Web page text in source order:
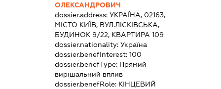
ОЛЕКСАНДРОВИЧ
dossier.address: УКРАЇНА, 02163,
МІСТО КИЇВ, ВУЛ.ЛІСКІВСЬКА,
БУДИНОК 9/22, КВАРТИРА 109
dossier.nationality: Україна
dossier.benefInterest: 100
dossier.benefType: Прямий
вирішальний вплив
dossier.benefRole: КІНЦЕВИЙ